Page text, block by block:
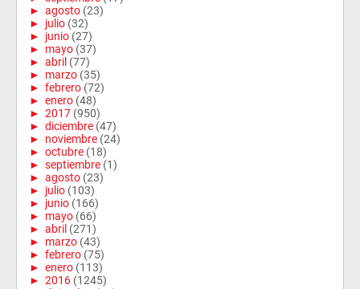
► agosto (23)
► julio (32)
► junio (27)
► mayo (37)
► abril (77)
► marzo (35)
► febrero (72)
► enero (48)
► 2017 (950)
► diciembre (47)
► noviembre (24)
► octubre (18)
► septiembre (1)
► agosto (23)
► julio (103)
► junio (166)
► mayo (66)
► abril (271)
► marzo (43)
► febrero (75)
► enero (113)
► 2016 (1245)